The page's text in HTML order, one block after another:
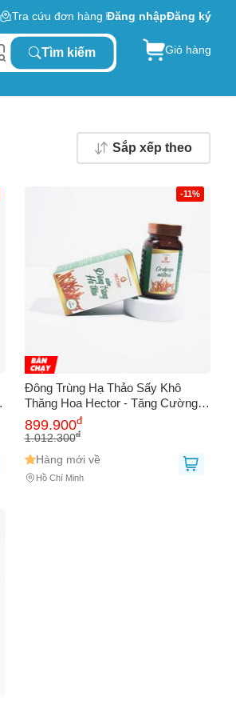
Tra cứu đơn hàng Đăng nhậpĐăng ký
Tìm kiếm Giỏ hàng
Sắp xếp theo
-11%
Đông Trùng Hạ Thảo Sấy Khô
Thăng Hoa Hector - Tăng Cường
Sức Đề Kháng và Bồi Bổ Cơ Thể,
Sản Phẩm Từ Thiên Nhiên Cho
899.900đ
1.012.300đ
Hàng mới về
Hồ Chí Minh